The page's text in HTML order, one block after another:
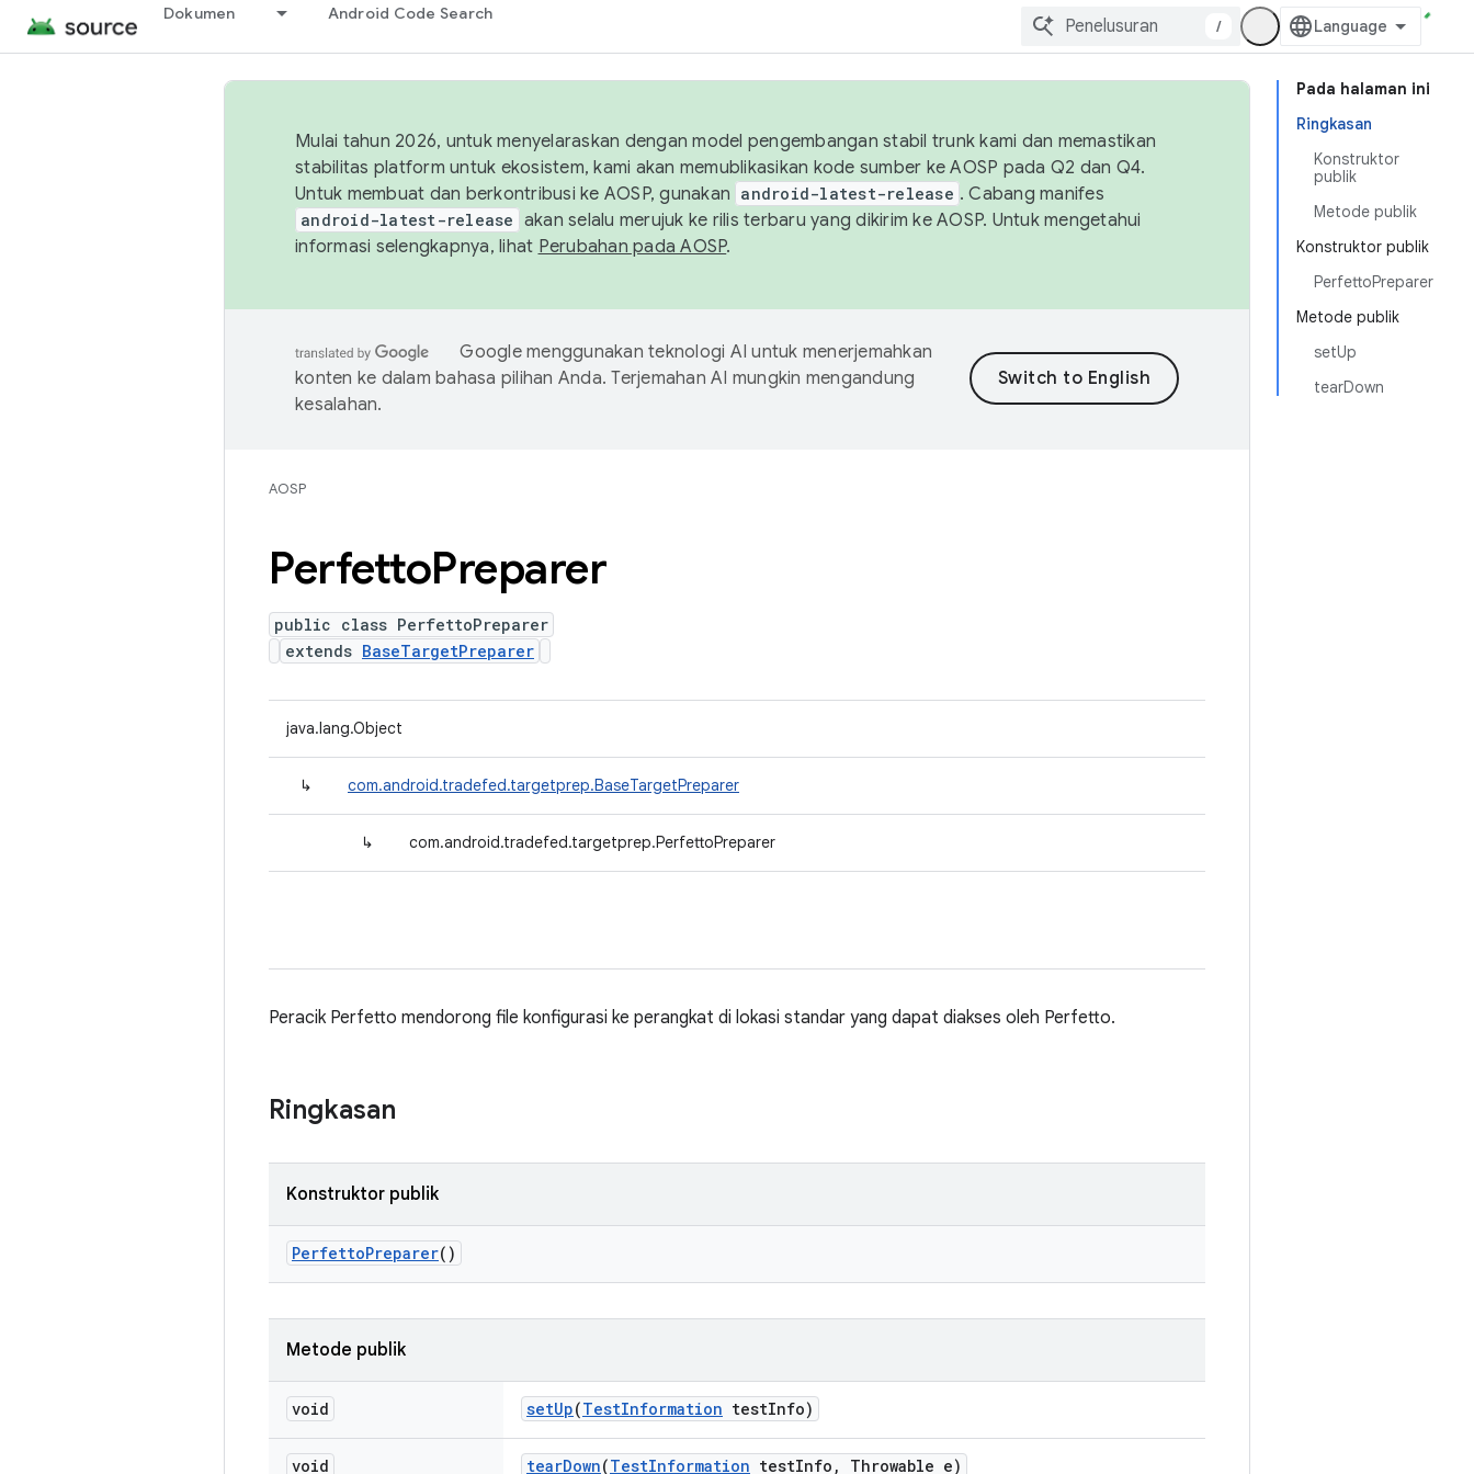
Dokumen Android Code Search
/
Pada halaman ini
Ringkasan
Konstruktor
publik
Metode publik
Konstruktor publik
PerfettoPreparer
Metode publik
setUp
tearDown
Mulai tahun 2026, untuk menyelaraskan dengan model pengembangan stabil trunk kami dan memastikan
stabilitas platform untuk ekosistem, kami akan memublikasikan kode sumber ke AOSP pada Q2 dan Q4.
Untuk membuat dan berkontribusi ke AOSP, gunakan android-latest-release . Cabang manifes
android-latest-release akan selalu merujuk ke rilis terbaru yang dikirim ke AOSP. Untuk mengetahui
informasi selengkapnya, lihat Perubahan pada AOSP.
Google menggunakan teknologi AI untuk menerjemahkan
konten ke dalam bahasa pilihan Anda. Terjemahan AI mungkin mengandung
kesalahan.
AOSP
PerfettoPreparer
public class PerfettoPreparer
extends BaseTargetPreparer
java.lang.Object
↳ com.android.tradefed.targetprep.BaseTargetPreparer
↳ com.android.tradefed.targetprep.PerfettoPreparer
Peracik Perfetto mendorong file konfigurasi ke perangkat di lokasi standar yang dapat diakses oleh Perfetto.
Ringkasan
Konstruktor publik
PerfettoPreparer()
Metode publik
void setUp(TestInformation testInfo)
void tearDown(TestInformation testInfo , Throwable e)